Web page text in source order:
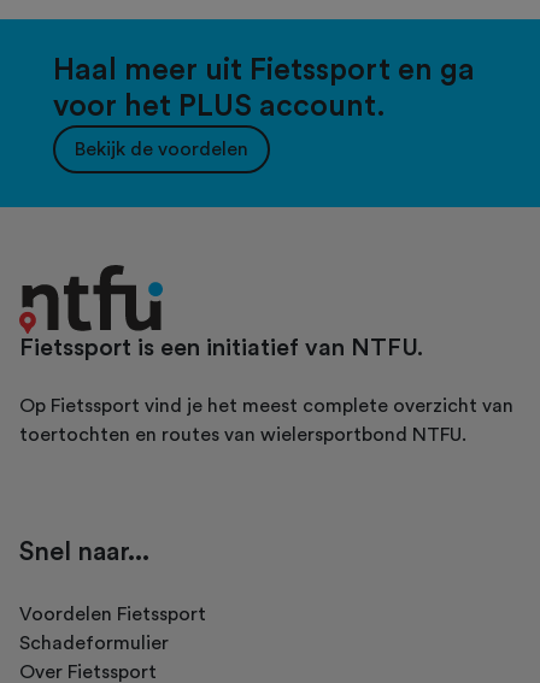
Haal meer uit Fietssport en ga
voor het PLUS account.
Bekijk de voordelen
Fietssport is een initiatief van NTFU.
Op Fietssport vind je het meest complete overzicht van
toertochten en routes van wielersportbond NTFU.
Snel naar...
Voordelen Fietssport
Schadeformulier
Over Fietssport